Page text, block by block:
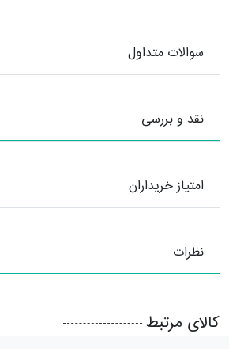
سوالات متداول
نقد و بررسی
امتیاز خریداران
نظرات
کالای مرتبط